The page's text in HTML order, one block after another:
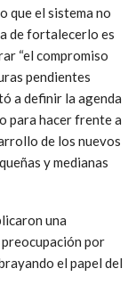
que el sistema no
de fortalecerlo es
“el compromiso
pendientes
a definir la agenda
para hacer frente a
de los nuevos
y medianas
una
por
el papel del